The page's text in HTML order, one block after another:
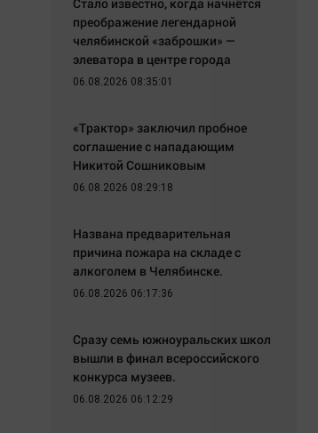
преображение легендарной
челябинской «заброшки» —
элеватора в центре города
06.08.2026 08:35:01
«Трактор» заключил пробное
соглашение с нападающим
Никитой Сошниковым
06.08.2026 08:29:18
Названа предварительная
причина пожара на складе с
алкоголем в Челябинске.
06.08.2026 06:17:36
Сразу семь южноуральских школ
вышли в финал всероссийского
конкурса музеев.
06.08.2026 06:12:29